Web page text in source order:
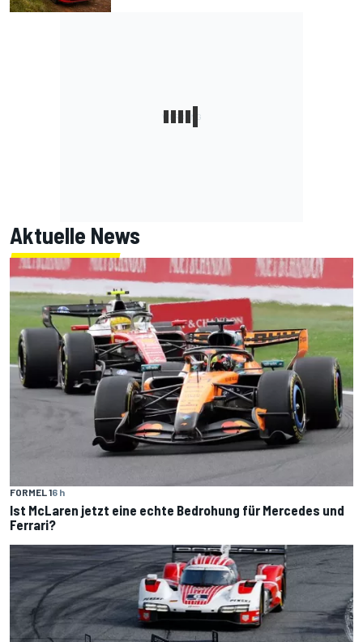
Aktuelle News
FORMEL 16 h
Ist McLaren jetzt eine echte Bedrohung für Mercedes und
Ferrari?